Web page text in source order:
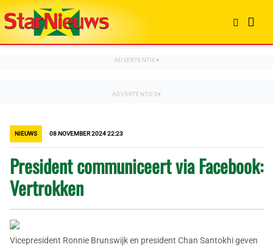
NIEUWS 08 NOVEMBER 2024 22:23
President communiceert via Facebook:
Vertrokken
Vicepresident Ronnie Brunswijk en president Chan Santokhi geven